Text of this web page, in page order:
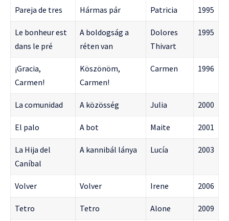
Pareja de tres Hármas pár Patricia 1995
Le bonheur est
dans le pré
A boldogság a
réten van
Dolores
Thivart
1995
¡Gracia,
Carmen!
Köszönöm,
Carmen!
Carmen 1996
La comunidad A közösség Julia 2000
El palo A bot Maite 2001
La Hija del
Caníbal
A kannibál lánya Lucía 2003
Volver Volver Irene 2006
Tetro Tetro Alone 2009